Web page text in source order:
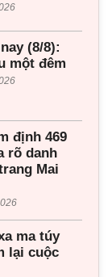
(8/8):
một đêm
định 469
rõ danh
Mai
ma túy
lại cuộc